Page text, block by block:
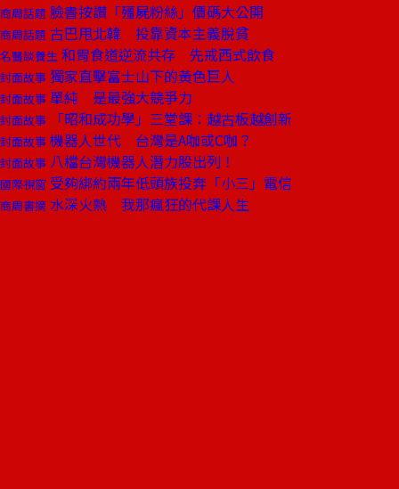
商周話題 臉書按讚「殭屍粉絲」價碼大公開
商周話題 古巴甩北韓 投靠資本主義脫貧
名醫談養生 和胃食道逆流共存 先戒西式飲食
封面故事 獨家直擊富士山下的黃色巨人
封面故事 單純 是最強大競爭力
封面故事 「昭和成功學」三堂課：越古板越創新
封面故事 機器人世代 台灣是A咖或C咖？
封面故事 八檔台灣機器人潛力股出列！
國際視窗 受夠綁約兩年低頭族投奔「小三」電信
商周書摘 水深火熱 我那瘋狂的代課人生